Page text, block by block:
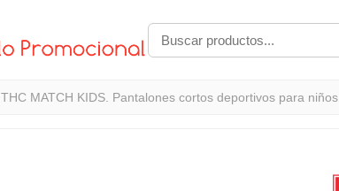
THC MATCH KIDS. Pantalones cortos deportivos para niños